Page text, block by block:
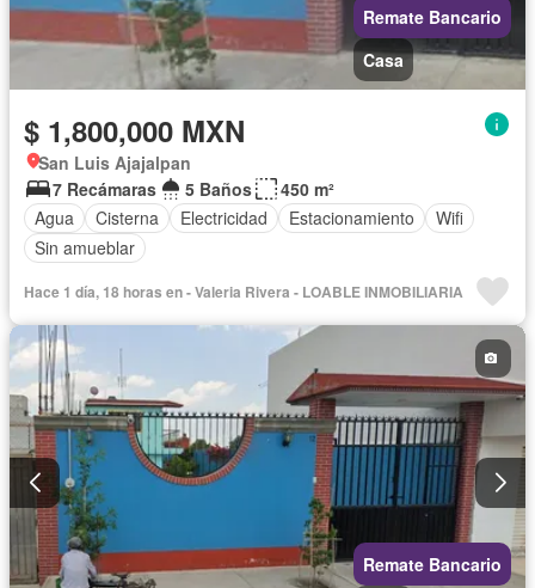
Remate Bancario
Casa
$ 1,800,000 MXN
San Luis Ajajalpan
7 Recámaras
5 Baños
450 m²
Agua
Cisterna Electricidad Estacionamiento
Wifi
Sin amueblar
Hace 1 día, 18 horas en - Valeria Rivera - LOABLE INMOBILIARIA
Remate Bancario